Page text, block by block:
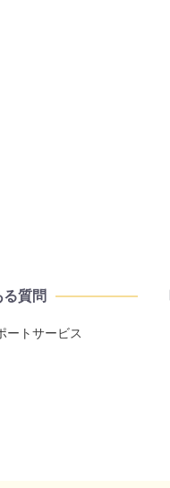
質問
ートサービス